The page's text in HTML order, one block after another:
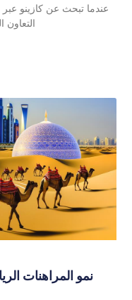
عندما تبحث عن كازينو
نمو المراهنات